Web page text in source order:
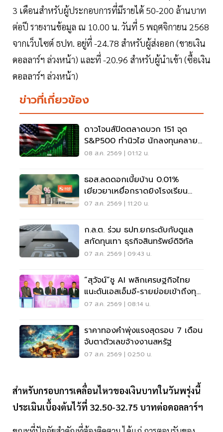
3 เดือนสำหรับผู้ประกอบการที่มีรายได้ 50-200 ล้านบาท
ต่อปี รายงานข้อมูล ณ 10.00 น. วันที่ 5 พฤศจิกายน 2568
จากเว็บไซต์ ธปท. อยู่ที่ -24.78 สำหรับผู้ส่งออก (ขายเงิน
ดอลลาร์ฯ ล่วงหน้า) และที่ -20.96 สำหรับผู้นำเข้า (ซื้อเงิน
ดอลลาร์ฯ ล่วงหน้า)
ข่าวที่เกี่ยวข้อง
ดาวโจนส์ปิดตลาดบวก 151 จุด
S&P500 ทำนิวไฮ นักลงทุนคลาย
กังวลเฟดขึ้นดอกเบี้ย
08 ส.ค. 2569 | 01:12 น.
ธอส.ลดดอกเบี้ยบ้าน 0.01%
เยียวยาเหยื่อกราดยิงโรงเรียน
จ.นนทบุรี
07 ส.ค. 2569 | 11:20 น.
ก.ล.ต. ร่วม ธปท.ยกระดับกับดูแล
สกัดทุนเทา ธุรกิจสินทรัพย์ดิจิทัล
07 ส.ค. 2569 | 09:43 น.
“สุวัจน์”ชู AI พลิกเศรษฐกิจไทย
แนะดันเอสเอ็มอี-รายย่อยเข้าถึงทุน
ฝ่าวิกฤต
07 ส.ค. 2569 | 08:14 น.
ราคาทองคำพุ่งแรงสุดรอบ 7 เดือน
จับตาตัวเลขจ้างงานสหรัฐ
07 ส.ค. 2569 | 02:50 น.
สำหรับกรอบการเคลื่อนไหวของเงินบาทในวันพรุ่งนี้
ประเมินเบื้องต้นไว้ที่ 32.50-32.75 บาทต่อดอลลาร์ฯ